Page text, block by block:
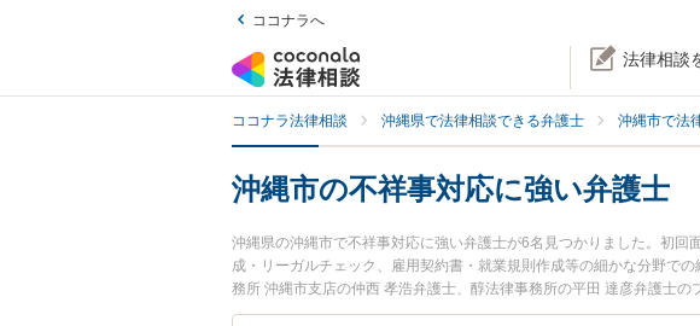
ココナラへ
法律相談
ココナラ法律相談 沖縄県で法律相談できる弁護士 沖縄市で法
沖縄市の不祥事対応に強い弁護士
沖縄県の沖縄市で不祥事対応に強い弁護士が6名見つかりました。初
成・リーガルチェック、雇用契約書・就業規則作成等の細かな分野で
務所 沖縄市支店の仲西 孝浩弁護士、醇法律事務所の平田 達彦弁護士
応のトラブルを今すぐに弁護士に相談したい』『不祥事対応のトラブ